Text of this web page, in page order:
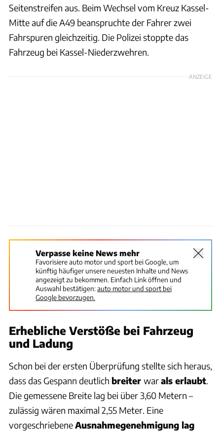
Seitenstreifen aus. Beim Wechsel vom Kreuz Kassel-
Mitte auf die A49 beanspruchte der Fahrer zwei
Fahrspuren gleichzeitig. Die Polizei stoppte das
Fahrzeug bei Kassel-Niederzwehren.
ANZEIGE
Verpasse keine News mehr
Favorisiere auto motor und sport bei Google, um
künftig häufiger unsere neuesten Inhalte und News
angezeigt zu bekommen. Einfach Link öffnen und
Auswahl bestätigen:auto motor und sport bei
Google bevorzugen.
Erhebliche Verstöße bei Fahrzeug
und Ladung
Schon bei der ersten Überprüfung stellte sich heraus,
dass das Gespann deutlich breiter warals erlaubt.
Die gemessene Breite lag bei über 3,60 Metern –
zulässig wären maximal 2,55 Meter. Eine
vorgeschriebeneAusnahmegenehmigung lag